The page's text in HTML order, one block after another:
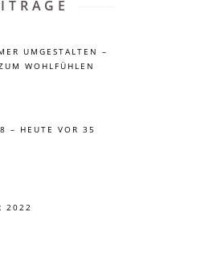
UMGESTALTEN –
WOHLFÜHLEN
– HEUTE VOR 35
2022